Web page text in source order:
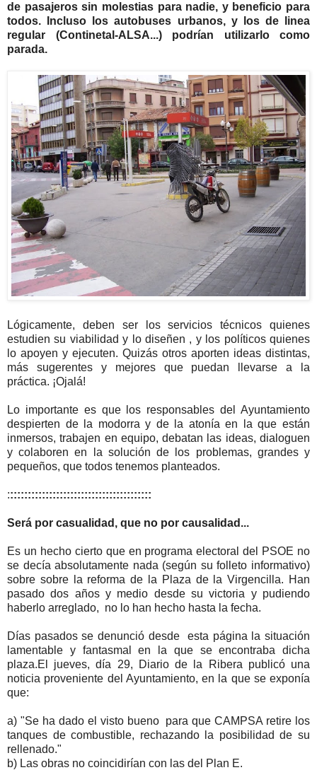
de pasajeros sin molestias para nadie, y beneficio para
todos. Incluso los autobuses urbanos, y los de linea
regular (Continetal-ALSA...) podrían utilizarlo como
parada.
Lógicamente, deben ser los servicios técnicos quienes
estudien su viabilidad y lo diseñen , y los políticos quienes
lo apoyen y ejecuten. Quizás otros aporten ideas distintas,
más sugerentes y mejores que puedan llevarse a la
práctica. ¡Ojalá!
Lo importante es que los responsables del Ayuntamiento
despierten de la modorra y de la atonía en la que están
inmersos, trabajen en equipo, debatan las ideas, dialoguen
y colaboren en la solución de los problemas, grandes y
pequeños, que todos tenemos planteados.
:::::::::::::::::::::::::::::::::::::::::
Será por casualidad, que no por causalidad...
Es un hecho cierto que en programa electoral del PSOE no
se decía absolutamente nada (según su folleto informativo)
sobre sobre la reforma de la Plaza de la Virgencilla. Han
pasado dos años y medio desde su victoria y pudiendo
haberlo arreglado, no lo han hecho hasta la fecha.
Días pasados se denunció desde esta página la situación
lamentable y fantasmal en la que se encontraba dicha
plaza.El jueves, día 29, Diario de la Ribera publicó una
noticia proveniente del Ayuntamiento, en la que se exponía
que:
a) "Se ha dado el visto bueno para que CAMPSA retire los
tanques de combustible, rechazando la posibilidad de su
rellenado."
b) Las obras no coincidirían con las del Plan E.